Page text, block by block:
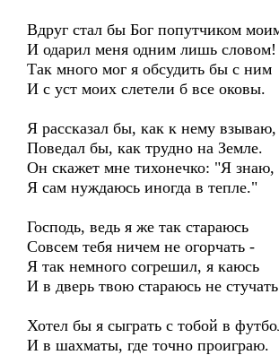
Вдруг стал бы Бог попутчиком
И одарил меня одним лишь словом!
Так много мог я обсудить бы с ним
И с уст моих слетели б все оковы.
Я рассказал бы, как к нему взываю,
Поведал бы, как трудно на Земле.
Он скажет мне тихонечко: "Я знаю,
Я сам нуждаюсь иногда в тепле."
Господь, ведь я же так стараюсь
Совсем тебя ничем не огорчать -
Я так немного согрешил, я каюсь
И в дверь твою стараюсь не
Хотел бы я сыграть с тобой в
И в шахматы, где точно проиграю.